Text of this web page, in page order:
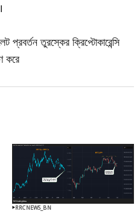
প্রবর্তন তুরস্কের ক্রিপ্টোকারেন্সি
করে
RRCNEWS_BN